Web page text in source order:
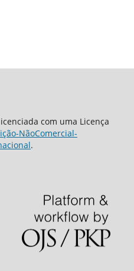
com uma Licença
NãoComercial-
.